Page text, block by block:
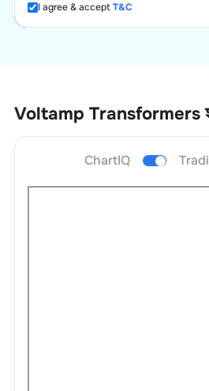
I agree & acceptT&C
Voltamp Transformers
ChartIQ